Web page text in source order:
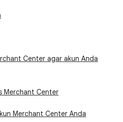
Center agar akun Anda
Merchant Center
Merchant Center Anda